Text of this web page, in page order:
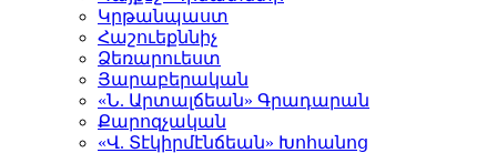
Կրթանպաստ
Հաշուեքննիչ
Ձեռարուեստ
Յարաբերական
«Ն. Արտալճեան» Գրադարան
Քարոզչական
«Վ. Տէկիրմէնճեան» Խոհանոց